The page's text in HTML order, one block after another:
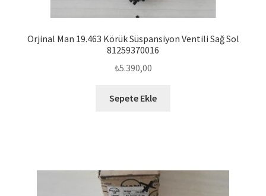
Orjinal Man 19.463 Körük Süspansiyon Ventili Sağ Sol
81259370016
₺5.390,00
Sepete Ekle